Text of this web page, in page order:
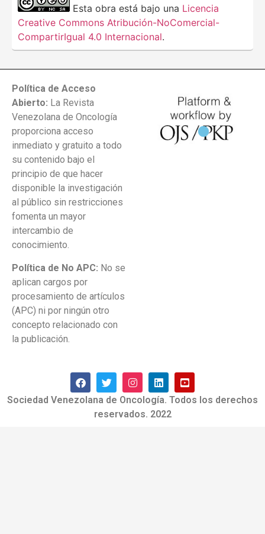
Esta obra está bajo una Licencia
Creative Commons Atribución-NoComercial-
CompartirIgual 4.0 Internacional.
Política de Acceso
Abierto: La Revista
Venezolana de Oncología
proporciona acceso
inmediato y gratuito a todo
su contenido bajo el
principio de que hacer
disponible la investigación
al público sin restricciones
fomenta un mayor
intercambio de
conocimiento.
Política de No APC: No se
aplican cargos por
procesamiento de artículos
(APC) ni por ningún otro
concepto relacionado con
la publicación.
Sociedad Venezolana de Oncología. Todos los derechos
reservados. 2022